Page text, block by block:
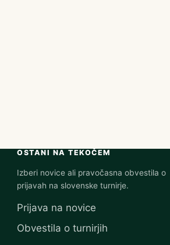
OSTANI NA TEKOČEM
Izberi novice ali pravočasna obvestila o
prijavah na slovenske turnirje.
Prijava na novice
Obvestila o turnirjih